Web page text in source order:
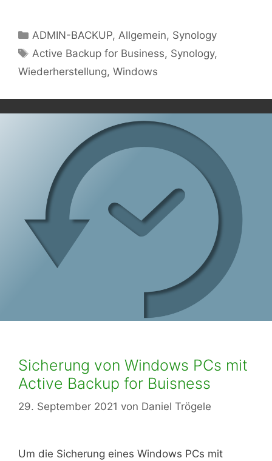
Kategorien
ADMIN-BACKUP, Allgemein, Synology
Schlagwörter
Active Backup for Business, Synology,
Wiederherstellung, Windows
Sicherung von Windows PCs mit
Active Backup for Buisness
29. September 2021 von Daniel Trögele
Um die Sicherung eines Windows PCs mit